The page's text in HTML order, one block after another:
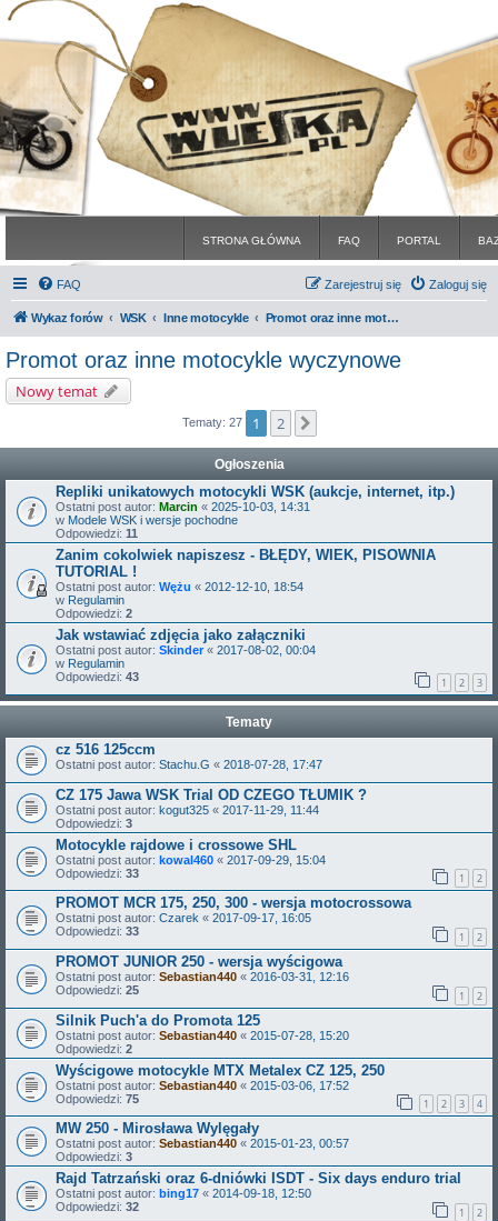
STRONA GŁÓWNA FAQ PORTAL
FAQ Zaloguj się
Zarejestruj się
Wykaz forów WSK Inne motocykle Promot oraz inne motocykle wyczynowe
Promot oraz inne motocykle wyczynowe
Nowy temat
Tematy: 27 1 2
Ogłoszenia
Repliki unikatowych motocykli WSK (aukcje, internet, itp.)
Ostatni post autor: Marcin « 2025-10-03, 14:31
w Modele WSK i wersje pochodne
Odpowiedzi: 11
Zanim cokolwiek napiszesz - BŁĘDY, WIEK, PISOWNIA
TUTORIAL !
Ostatni post autor: Wężu « 2012-12-10, 18:54
w Regulamin
Odpowiedzi: 2
Jak wstawiać zdjęcia jako załączniki
Ostatni post autor: Skinder« 2017-08-02, 00:04
w Regulamin
Odpowiedzi: 43 1 2 3
Tematy
cz 516 125ccm
Ostatni post autor: Stachu.G « 2018-07-28, 17:47
CZ 175 Jawa WSK Trial OD CZEGO TŁUMIK ?
Ostatni post autor: kogut325 « 2017-11-29, 11:44
Odpowiedzi: 3
Motocykle rajdowe i crossowe SHL
Ostatni post autor: kowal460 « 2017-09-29, 15:04
Odpowiedzi: 33 1 2
PROMOT MCR 175, 250, 300 - wersja motocrossowa
Ostatni post autor: Czarek « 2017-09-17, 16:05
Odpowiedzi: 33 1 2
PROMOT JUNIOR 250 - wersja wyścigowa
Ostatni post autor: Sebastian440 « 2016-03-31, 12:16
Odpowiedzi: 25 1 2
Silnik Puch'a do Promota 125
Ostatni post autor: Sebastian440 « 2015-07-28, 15:20
Odpowiedzi: 2
Wyścigowe motocykle MTX Metalex CZ 125, 250
Ostatni post autor: Sebastian440 « 2015-03-06, 17:52
Odpowiedzi: 75 1 2 3 4
MW 250 - Mirosława Wylęgały
Ostatni post autor: Sebastian440 « 2015-01-23, 00:57
Odpowiedzi: 3
Rajd Tatrzański oraz 6-dniówki ISDT - Six days enduro trial
Ostatni post autor: bing17 « 2014-09-18, 12:50
Odpowiedzi: 32 1 2